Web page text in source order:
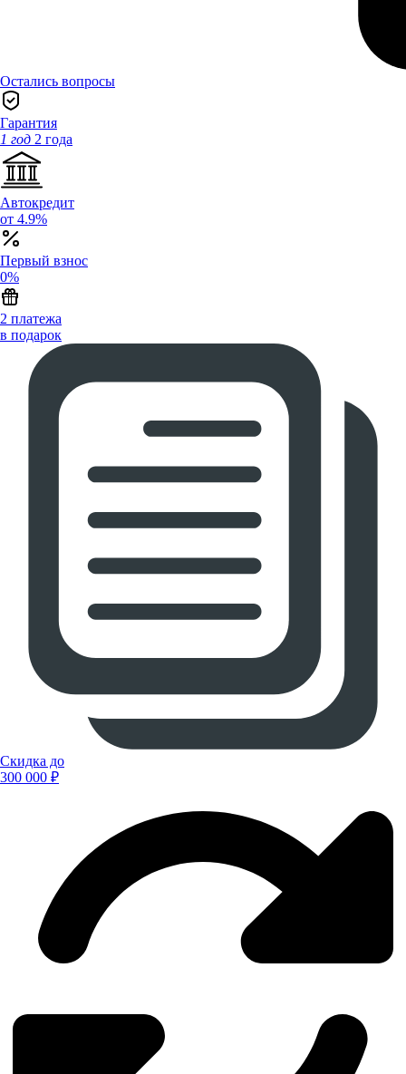
Остались вопросы
Гарантия
1 год 2 года
Автокредит
от 4.9%
Первый взнос
0%
2 платежа
в подарок
Скидка до
300 000 ₽